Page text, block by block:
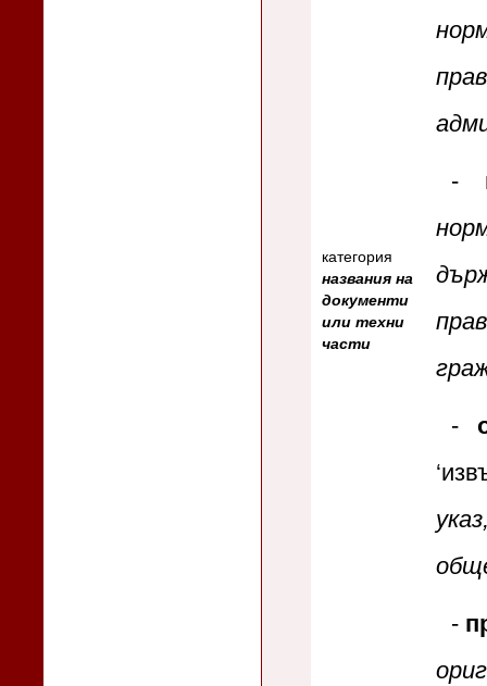
категория
названия на
документи
или техни
части
-
-
-